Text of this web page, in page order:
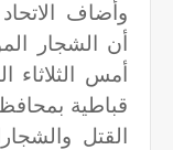
وأضاف
أن الشجار
أمس الثلاثاء
قباطية
القتل